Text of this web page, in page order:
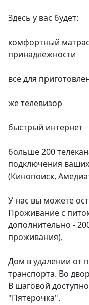
Здесь у вас будет:
комфортный
принадлежности
все для
же телевизор
быстрый интернет
больше 200
подключения
(Кинопоиск,
У нас вы можете
Проживание с
дополнительно -
проживания).
Дoм в удалении oт
транспорта. Во
В шаговой
"Пятёрочка".